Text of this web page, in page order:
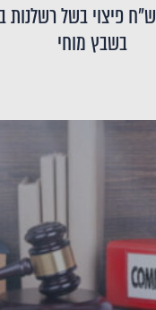
400,000 ש"ח פיצוי בשל
בשבץ מוחי